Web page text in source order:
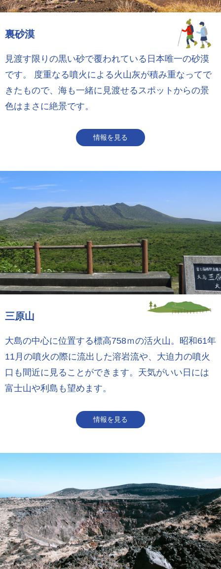
裏砂漠
見渡す限りの黒い砂で覆われている日本唯一の砂漠
です。 度重なる噴火による火山灰が積み重なってで
きたもので、海も一緒に見渡せるスポットからの景
色はまさに絶景です。
情報を見る
三原山
大島の中心に位置する標高758ｍの活火山。昭和61年
11月の噴火の際に流出した溶岩流や、大迫力の噴火
口も間近に見ることができます。天気がいい日には
富士山や利島も望めます。
情報を見る